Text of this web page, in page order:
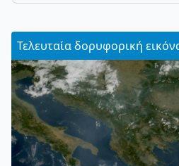
Τελευταία δορυφορική